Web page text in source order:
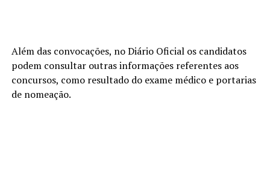
Além das convocações, no Diário Oficial os candidatos
podem consultar outras informações referentes aos
concursos, como resultado do exame médico e portarias
de nomeação.